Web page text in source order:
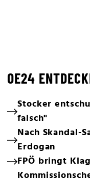
OE24
Stocker
falsch"
Nach Skandal-
Erdogan
FPÖ bringt